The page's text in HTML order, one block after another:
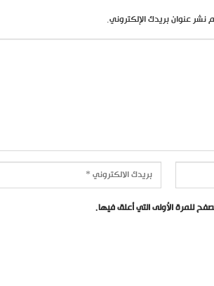
نشر عنوان بريدك الإلكتروني.
للمرة الأولى التي أعلق فيها.